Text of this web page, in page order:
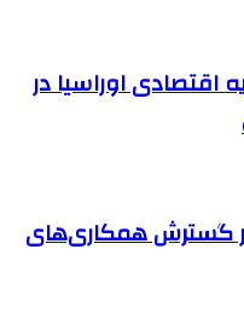
اقتصادی اوراسیا در
بر گسترش همکاری‌های